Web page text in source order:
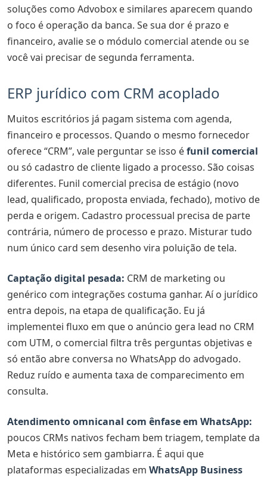
soluções como Advobox e similares aparecem quando
o foco é operação da banca. Se sua dor é prazo e
financeiro, avalie se o módulo comercial atende ou se
você vai precisar de segunda ferramenta.
ERP jurídico com CRM acoplado
Muitos escritórios já pagam sistema com agenda,
financeiro e processos. Quando o mesmo fornecedor
oferece “CRM”, vale perguntar se isso éfunil comercial
ou só cadastro de cliente ligado a processo. São coisas
diferentes. Funil comercial precisa de estágio (novo
lead, qualificado, proposta enviada, fechado), motivo de
perda e origem. Cadastro processual precisa de parte
contrária, número de processo e prazo. Misturar tudo
num único card sem desenho vira poluição de tela.
Captação digital pesada: CRM de marketing ou
genérico com integrações costuma ganhar. Aí o jurídico
entra depois, na etapa de qualificação. Eu já
implementei fluxo em que o anúncio gera lead no CRM
com UTM, o comercial filtra três perguntas objetivas e
só então abre conversa no WhatsApp do advogado.
Reduz ruído e aumenta taxa de comparecimento em
consulta.
Atendimento omnicanal com ênfase em WhatsApp:
poucos CRMs nativos fecham bem triagem, template da
Meta e histórico sem gambiarra. É aqui que
plataformas especializadas em WhatsApp Business